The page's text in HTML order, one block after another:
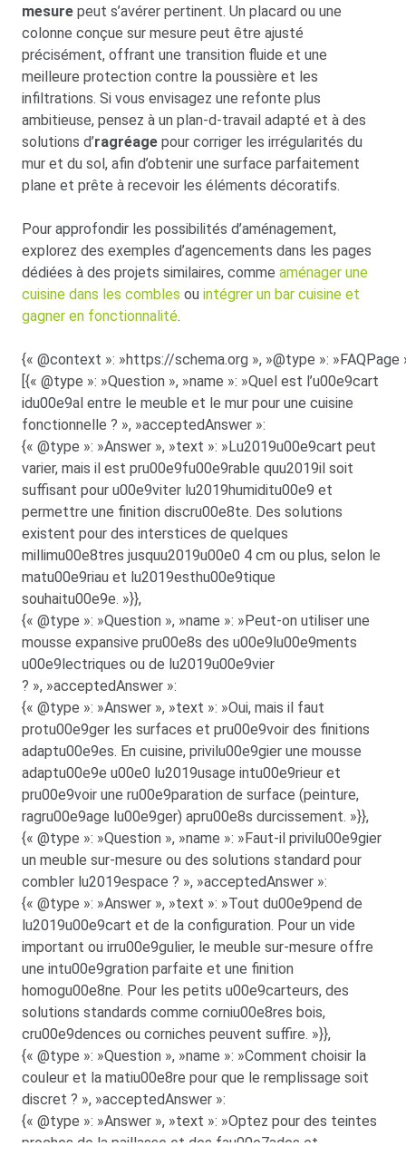
mesure peut s’avérer pertinent. Un placard ou une
colonne conçue sur mesure peut être ajusté
précisément, offrant une transition fluide et une
meilleure protection contre la poussière et les
infiltrations. Si vous envisagez une refonte plus
ambitieuse, pensez à un plan-d-travail adapté et à des
solutions d’ragréage pour corriger les irrégularités du
mur et du sol, afin d’obtenir une surface parfaitement
plane et prête à recevoir les éléments décoratifs.
Pour approfondir les possibilités d’aménagement,
explorez des exemples d’agencements dans les pages
dédiées à des projets similaires, comme aménager une
cuisine dans les combles ou intégrer un bar cuisine et
gagner en fonctionnalité.
{« @context »: »https://schema.org », »@type »: »FAQPage
[{« @type »: »Question », »name »: »Quel est l’u00e9cart
idu00e9al entre le meuble et le mur pour une cuisine
fonctionnelle ? », »acceptedAnswer »:
{« @type »: »Answer », »text »: »Lu2019u00e9cart peut
varier, mais il est pru00e9fu00e9rable quu2019il soit
suffisant pour u00e9viter lu2019humiditu00e9 et
permettre une finition discru00e8te. Des solutions
existent pour des interstices de quelques
millimu00e8tres jusquu2019u00e0 4 cm ou plus, selon le
matu00e9riau et lu2019esthu00e9tique
souhaitu00e9e. »}},
{« @type »: »Question », »name »: »Peut-on utiliser une
mousse expansive pru00e8s des u00e9lu00e9ments
u00e9lectriques ou de lu2019u00e9vier
? », »acceptedAnswer »:
{« @type »: »Answer », »text »: »Oui, mais il faut
protu00e9ger les surfaces et pru00e9voir des finitions
adaptu00e9es. En cuisine, privilu00e9gier une mousse
adaptu00e9e u00e0 lu2019usage intu00e9rieur et
pru00e9voir une ru00e9paration de surface (peinture,
ragru00e9age lu00e9ger) apru00e8s durcissement. »}},
{« @type »: »Question », »name »: »Faut-il privilu00e9gier
un meuble sur-mesure ou des solutions standard pour
combler lu2019espace ? », »acceptedAnswer »:
{« @type »: »Answer », »text »: »Tout du00e9pend de
lu2019u00e9cart et de la configuration. Pour un vide
important ou irru00e9gulier, le meuble sur-mesure offre
une intu00e9gration parfaite et une finition
homogu00e8ne. Pour les petits u00e9carteurs, des
solutions standards comme corniu00e8res bois,
cru00e9dences ou corniches peuvent suffire. »}},
{« @type »: »Question », »name »: »Comment choisir la
couleur et la matiu00e8re pour que le remplissage soit
discret ? », »acceptedAnswer »:
{« @type »: »Answer », »text »: »Optez pour des teintes
proches de la paillasse et des fau00e7ades et